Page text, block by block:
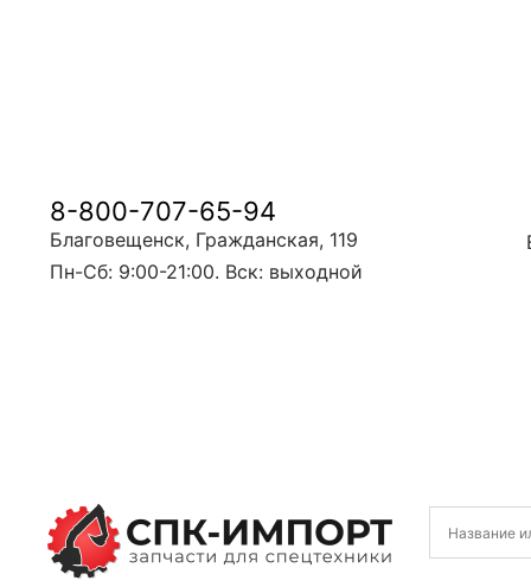
8-800-707-65-94
Благовещенск, Гражданская, 119
Пн-Сб: 9:00-21:00. Вск: выходной